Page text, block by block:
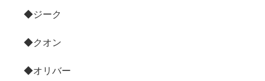
◆ジーク
◆クオン
◆オリバー